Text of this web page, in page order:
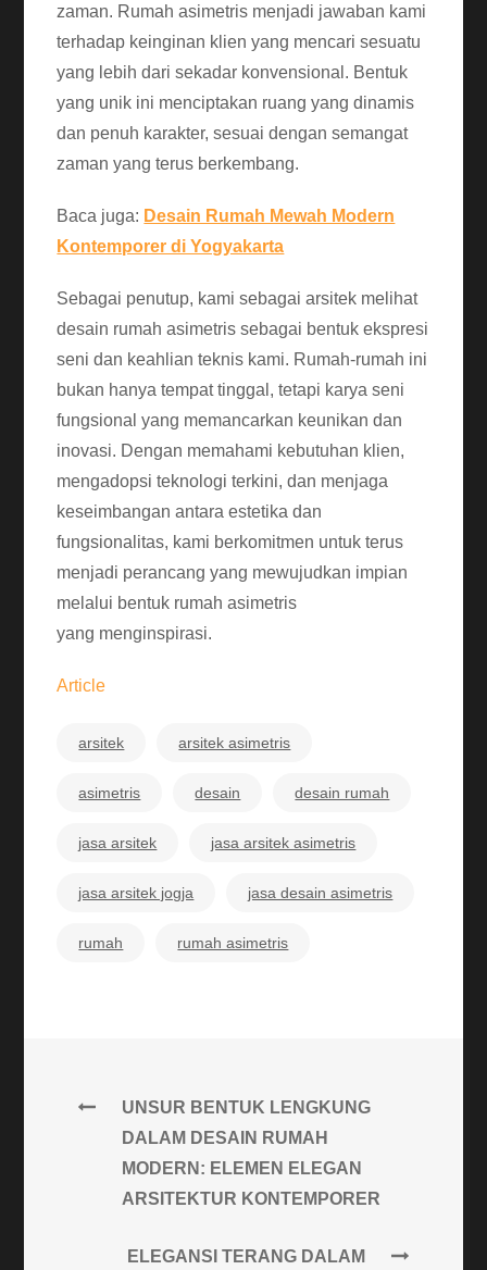
zaman. Rumah asimetris menjadi jawaban kami
terhadap keinginan klien yang mencari sesuatu
yang lebih dari sekadar konvensional. Bentuk
yang unik ini menciptakan ruang yang dinamis
dan penuh karakter, sesuai dengan semangat
zaman yang terus berkembang.
Baca juga: Desain Rumah Mewah Modern
Kontemporer di Yogyakarta
Sebagai penutup, kami sebagai arsitek melihat
desain rumah asimetris sebagai bentuk ekspresi
seni dan keahlian teknis kami. Rumah-rumah ini
bukan hanya tempat tinggal, tetapi karya seni
fungsional yang memancarkan keunikan dan
inovasi. Dengan memahami kebutuhan klien,
mengadopsi teknologi terkini, dan menjaga
keseimbangan antara estetika dan
fungsionalitas, kami berkomitmen untuk terus
menjadi perancang yang mewujudkan impian
melalui bentuk rumah asimetris
yang menginspirasi.
Article
arsitek arsitek asimetris
asimetris desain desain rumah
jasa arsitek jasa arsitek asimetris
jasa arsitek jogja jasa desain asimetris
rumah rumah asimetris
UNSUR BENTUK LENGKUNG
DALAM DESAIN RUMAH
MODERN: ELEMEN ELEGAN
ARSITEKTUR KONTEMPORER
ELEGANSI TERANG DALAM